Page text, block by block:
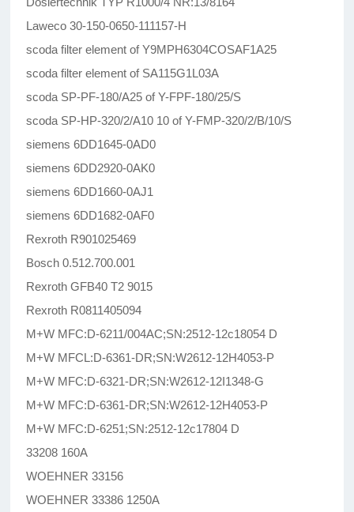
Laweco 30-150-0650-111157-H
scoda filter element of Y9MPH6304COSAF1A25
scoda filter element of SA115G1L03A
scoda SP-PF-180/A25 of Y-FPF-180/25/S
scoda SP-HP-320/2/A10 10 of Y-FMP-320/2/B/10/S
siemens 6DD1645-0AD0
siemens 6DD2920-0AK0
siemens 6DD1660-0AJ1
siemens 6DD1682-0AF0
Rexroth R901025469
Bosch 0.512.700.001
Rexroth GFB40 T2 9015
Rexroth R0811405094
M+W MFC:D-6211/004AC;SN:2512-12c18054 D
M+W MFCL:D-6361-DR;SN:W2612-12H4053-P
M+W MFC:D-6321-DR;SN:W2612-12I1348-G
M+W MFC:D-6361-DR;SN:W2612-12H4053-P
M+W MFC:D-6251;SN:2512-12c17804 D
33208 160A
WOEHNER 33156
WOEHNER 33386 1250A